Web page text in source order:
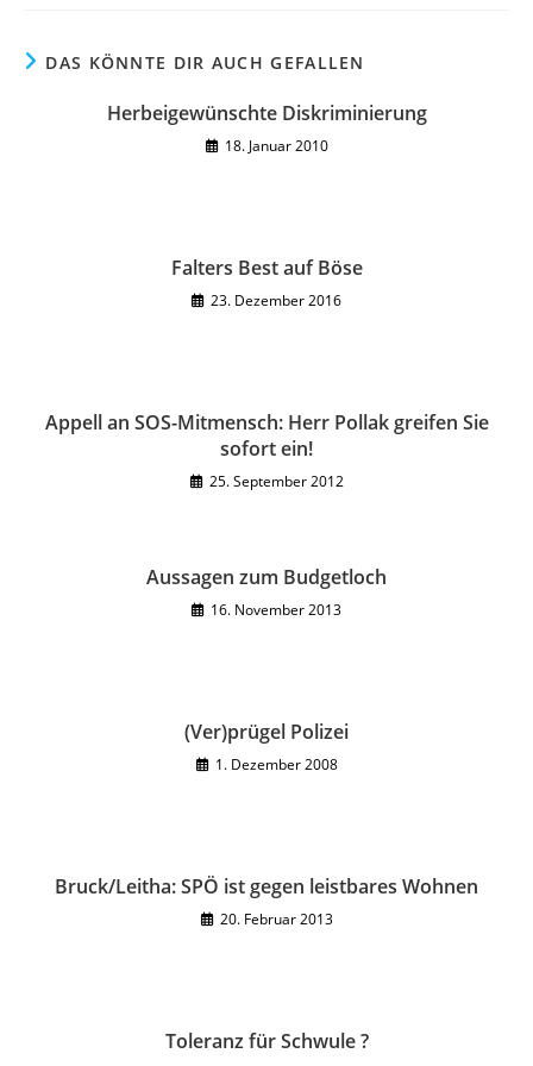
DAS KÖNNTE DIR AUCH GEFALLEN
Herbeigewünschte Diskriminierung
18. Januar 2010
Falters Best auf Böse
23. Dezember 2016
Appell an SOS-Mitmensch: Herr Pollak greifen Sie
sofort ein!
25. September 2012
Aussagen zum Budgetloch
16. November 2013
(Ver)prügel Polizei
1. Dezember 2008
Bruck/Leitha: SPÖ ist gegen leistbares Wohnen
20. Februar 2013
Toleranz für Schwule ?